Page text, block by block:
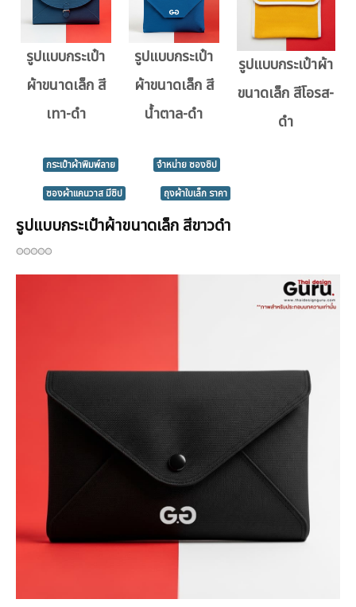
รูปแบบกระเป๋า
ผ้าขนาดเล็ก สี
เทา-ดำ
รูปแบบกระเป๋า
ผ้าขนาดเล็ก สี
น้ำตาล-ดำ
รูปแบบกระเป๋าผ้า
ขนาดเล็ก สีโอรส-
ดำ
กระเป๋าผ้าพิมพ์ลาย
จำหน่าย ซองซิป
ซองผ้าแคนวาส มีซิป
ถุงผ้าใบเล็ก ราคา
รูปแบบกระเป๋าผ้าขนาดเล็ก สีขาวดำ